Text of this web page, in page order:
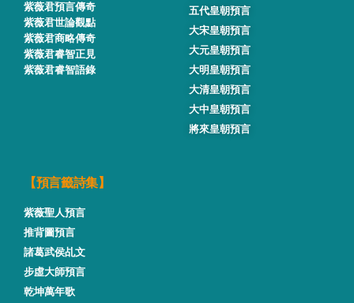
紫薇君預言傳奇
紫薇君世論觀點
紫薇君商略傳奇
紫薇君睿智正見
紫薇君睿智語錄
五代皇朝預言
大宋皇朝預言
大元皇朝預言
大明皇朝預言
大清皇朝預言
大中皇朝預言
將來皇朝預言
【預言籤詩集】
紫薇聖人預言
推背圖預言
諸葛武侯乩文
步虛大師預言
乾坤萬年歌